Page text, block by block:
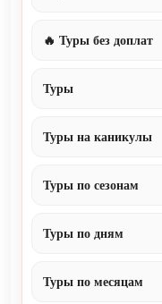
🔥 Туры без доплат
Туры
Туры на каникулы
Туры по сезонам
Туры по дням
Туры по месяцам